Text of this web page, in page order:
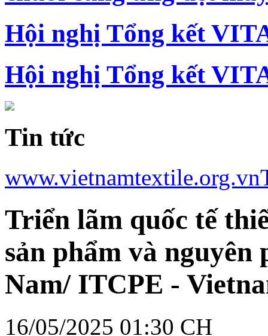
Hội nghị Tổng kết
Hội nghị Tổng kết
Tin tức
www.vietnamtextile.org.vn
Triển lãm quốc tế
sản phẩm và
Nam/ ITCPE -
16/05/2025 01:30 CH